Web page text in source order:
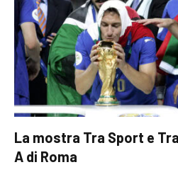
La mostra Tra Sport e
A di Roma